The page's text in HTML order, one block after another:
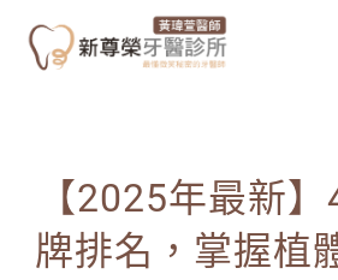
【2025年最新
牌排名，掌握植